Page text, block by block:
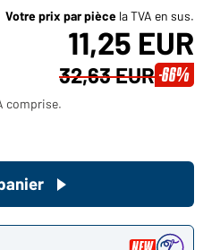
Votre prix par pièce la TVA en sus.
11,25 EUR
32,63 EUR -66%
comprise.